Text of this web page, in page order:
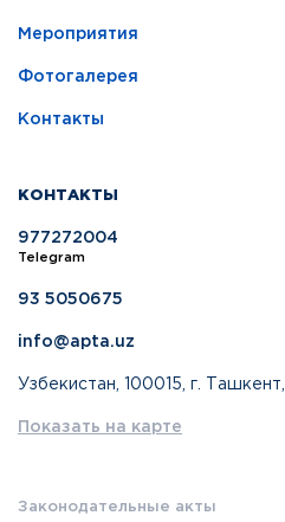
Мероприятия
Фотогалерея
Контакты
КОНТАКТЫ
977272004
Telegram
93 5050675
info@apta.uz
Узбекистан, 100015, г. Ташкент,
Показать на карте
Законодательные акты